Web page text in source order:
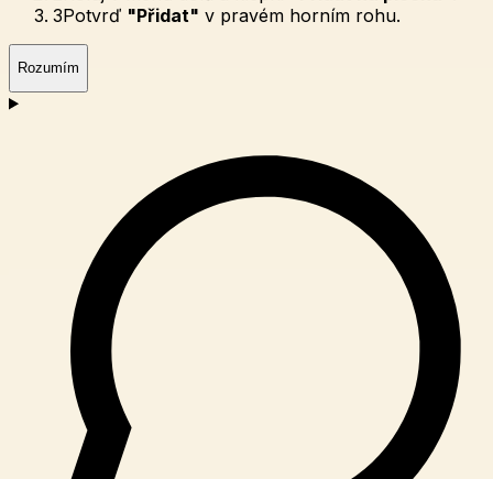
3Potvrď "Přidat" v pravém horním rohu.
Rozumím